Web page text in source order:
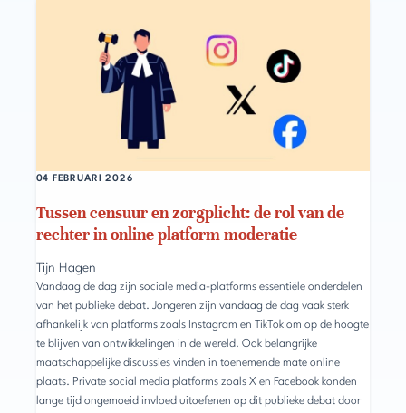
Tussen censuur en zorgplicht: de rol van de
rechter in online platform moderatie
04 FEBRUARI 2026
Tijn Hagen
Vandaag de dag zijn sociale media-platforms essentiële onderdelen
van het publieke debat. Jongeren zijn vandaag de dag vaak sterk
afhankelijk van platforms zoals Instagram en TikTok om op de hoogte
te blijven van ontwikkelingen in de wereld. Ook belangrijke
maatschappelijke discussies vinden in toenemende mate online
plaats. Private social media platforms zoals X en Facebook konden
lange tijd ongemoeid invloed uitoefenen op dit publieke debat door